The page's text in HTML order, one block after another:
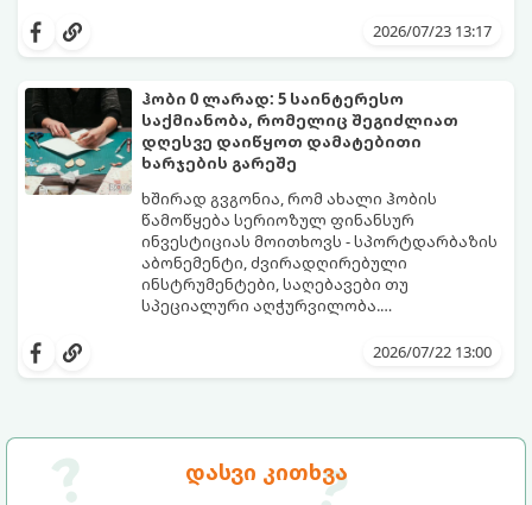
დასვი კითხვა
ეს ამომწურავი გზამკვლევი სწორედ
2026/07/23 13:17
ჰობი 0 ლარად: 5 საინტერესო
საქმიანობა, რომელიც შეგიძლიათ
დღესვე დაიწყოთ დამატებითი
ხარჯების გარეშე
ხშირად გვგონია, რომ ახალი ჰობის
წამოწყება სერიოზულ ფინანსურ
ინვესტიციას მოითხოვს - სპორტდარბაზის
აბონემენტი, ძვირადღირებული
ინსტრუმენტები, საღებავები თუ
სპეციალური აღჭურვილობა.
შემოქმედებითი და სასარგებლო
ხელთ: ინტერნეტი, სმარტფონი, ფურცელი
თანაბრად ავითარებს გონებასა და
2026/07/22 13:00